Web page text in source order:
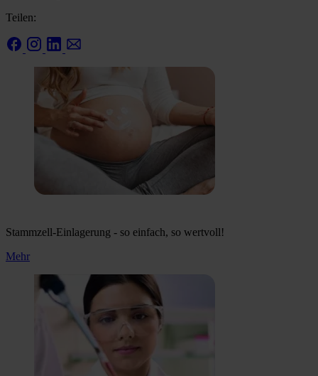
Teilen:
Stammzell-Einlagerung - so einfach, so wertvoll!
Mehr